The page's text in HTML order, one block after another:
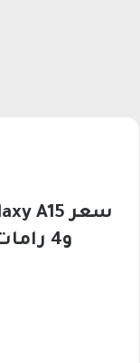
و4 رامات في السعودية| ببلاش!